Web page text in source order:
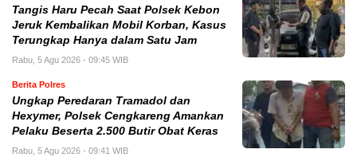
Tangis Haru Pecah Saat Polsek Kebon
Jeruk Kembalikan Mobil Korban, Kasus
Terungkap Hanya dalam Satu Jam
Rabu, 5 Agu 2026 - 09:45 WIB
Berita Polres
Ungkap Peredaran Tramadol dan
Hexymer, Polsek Cengkareng Amankan
Pelaku Beserta 2.500 Butir Obat Keras
Rabu, 5 Agu 2026 - 09:41 WIB